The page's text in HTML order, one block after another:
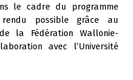
le cadre du programme
rendu possible grâce au
la Fédération Wallonie-
avec l’Université